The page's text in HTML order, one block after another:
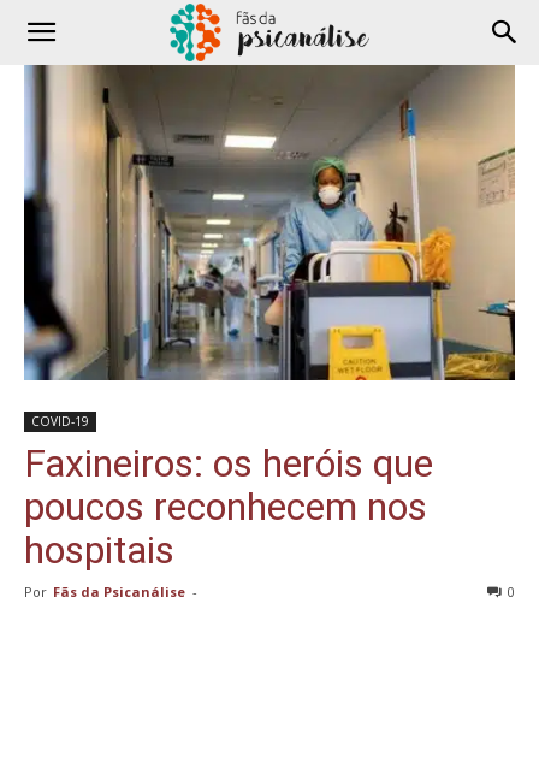
COVID-19
Faxineiros: os heróis que
poucos reconhecem nos
hospitais
Por Fãs da Psicanálise - 0